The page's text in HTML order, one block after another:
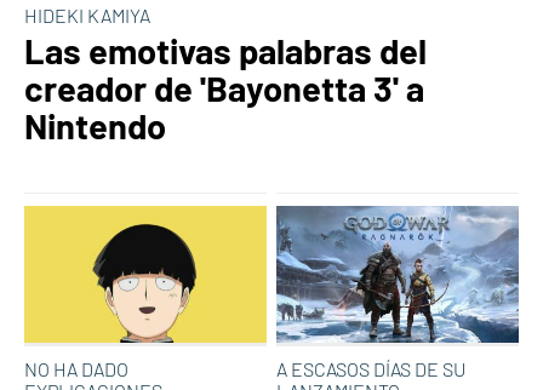
HIDEKI KAMIYA
Las emotivas palabras del
creador de 'Bayonetta 3' a
Nintendo
NO HA DADO
A ESCASOS DÍAS DE SU